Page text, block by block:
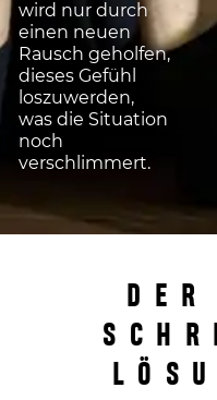
wird nur durch
einen neuen
Rausch geholfen,
dieses Gefühl
loszuwerden,
was die Situation
noch
verschlimmert.